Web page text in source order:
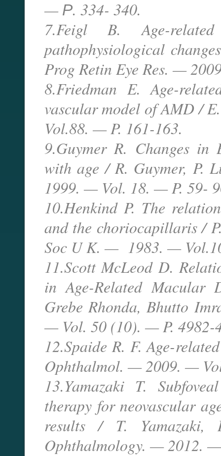
— Р. 334- 340.
7.Feigl B. Age-
pathophysiological
Prog Retin Eye Res. —
8.Friedman E. Age-
vascular model of AMD /
Vol.88. — P. 161-163.
9.Guymer R. Changes in
with age / R. Guymer, P.
1999. — Vol. 18. — P. 59-
10.Henkind P. The
and the choriocapillaris /
Soc U K. — 1983. —
11.Scott McLeod D.
in Age-Related Macular
Grebe Rhonda, Bhutto
— Vol. 50 (10). — P. 4982-
12.Spaide R. F. Age-
Ophthalmol. — 2009. —
13.Yamazaki T.
therapy for neovascular
results / T.
Ophthalmology. — 2012.